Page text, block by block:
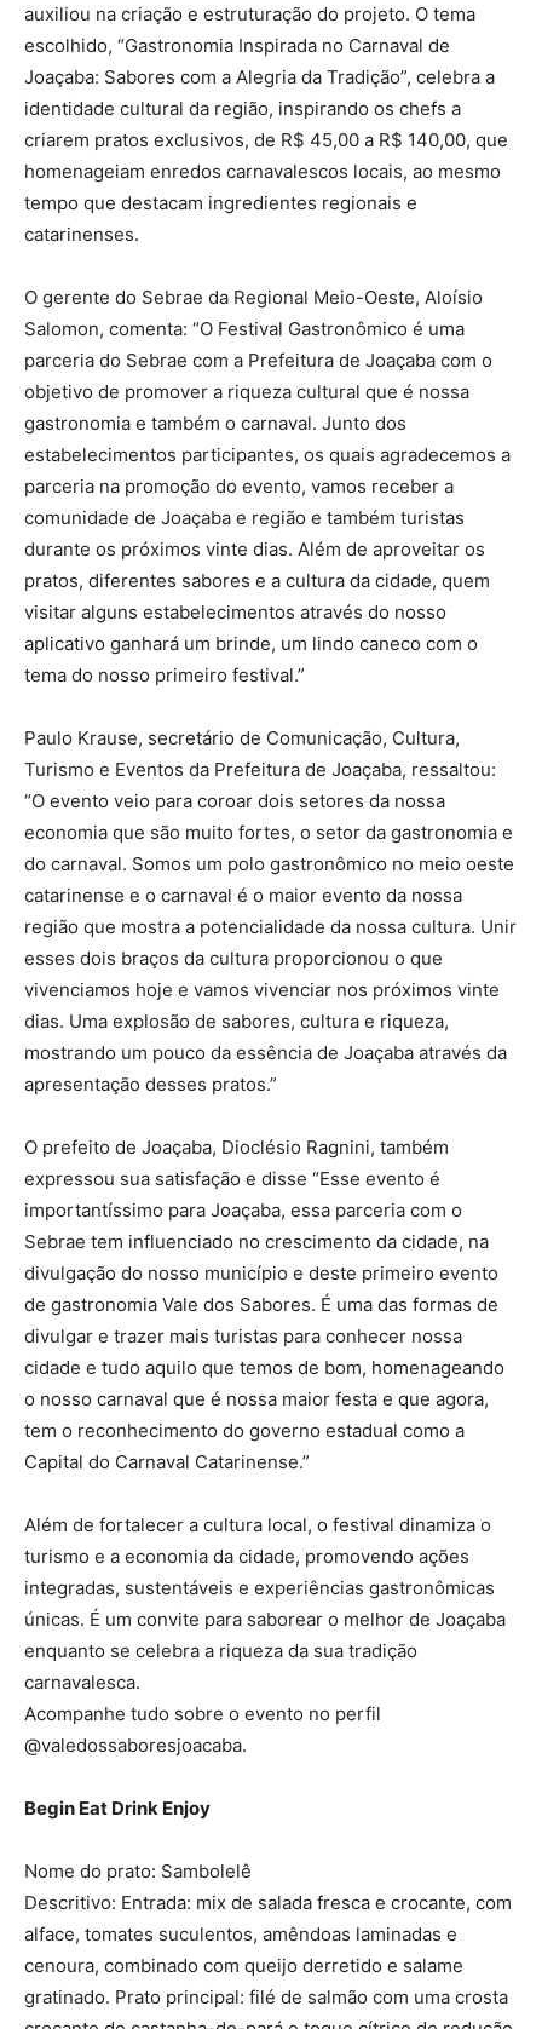
auxiliou na criação e estruturação do projeto. O tema
escolhido, “Gastronomia Inspirada no Carnaval de
Joaçaba: Sabores com a Alegria da Tradição”, celebra a
identidade cultural da região, inspirando os chefs a
criarem pratos exclusivos, de R$ 45,00 a R$ 140,00, que
homenageiam enredos carnavalescos locais, ao mesmo
tempo que destacam ingredientes regionais e
catarinenses.
O gerente do Sebrae da Regional Meio-Oeste, Aloísio
Salomon, comenta: “O Festival Gastronômico é uma
parceria do Sebrae com a Prefeitura de Joaçaba com o
objetivo de promover a riqueza cultural que é nossa
gastronomia e também o carnaval. Junto dos
estabelecimentos participantes, os quais agradecemos a
parceria na promoção do evento, vamos receber a
comunidade de Joaçaba e região e também turistas
durante os próximos vinte dias. Além de aproveitar os
pratos, diferentes sabores e a cultura da cidade, quem
visitar alguns estabelecimentos através do nosso
aplicativo ganhará um brinde, um lindo caneco com o
tema do nosso primeiro festival.”
Paulo Krause, secretário de Comunicação, Cultura,
Turismo e Eventos da Prefeitura de Joaçaba, ressaltou:
“O evento veio para coroar dois setores da nossa
economia que são muito fortes, o setor da gastronomia e
do carnaval. Somos um polo gastronômico no meio oeste
catarinense e o carnaval é o maior evento da nossa
região que mostra a potencialidade da nossa cultura. Unir
esses dois braços da cultura proporcionou o que
vivenciamos hoje e vamos vivenciar nos próximos vinte
dias. Uma explosão de sabores, cultura e riqueza,
mostrando um pouco da essência de Joaçaba através da
apresentação desses pratos.”
O prefeito de Joaçaba, Dioclésio Ragnini, também
expressou sua satisfação e disse “Esse evento é
importantíssimo para Joaçaba, essa parceria com o
Sebrae tem influenciado no crescimento da cidade, na
divulgação do nosso município e deste primeiro evento
de gastronomia Vale dos Sabores. É uma das formas de
divulgar e trazer mais turistas para conhecer nossa
cidade e tudo aquilo que temos de bom, homenageando
o nosso carnaval que é nossa maior festa e que agora,
tem o reconhecimento do governo estadual como a
Capital do Carnaval Catarinense.”
Além de fortalecer a cultura local, o festival dinamiza o
turismo e a economia da cidade, promovendo ações
integradas, sustentáveis e experiências gastronômicas
únicas. É um convite para saborear o melhor de Joaçaba
enquanto se celebra a riqueza da sua tradição
carnavalesca.
Acompanhe tudo sobre o evento no perfil
@valedossaboresjoacaba.
Begin Eat Drink Enjoy
Nome do prato: Sambolelê
Descritivo: Entrada: mix de salada fresca e crocante, com
alface, tomates suculentos, amêndoas laminadas e
cenoura, combinado com queijo derretido e salame
gratinado. Prato principal: filé de salmão com uma crosta